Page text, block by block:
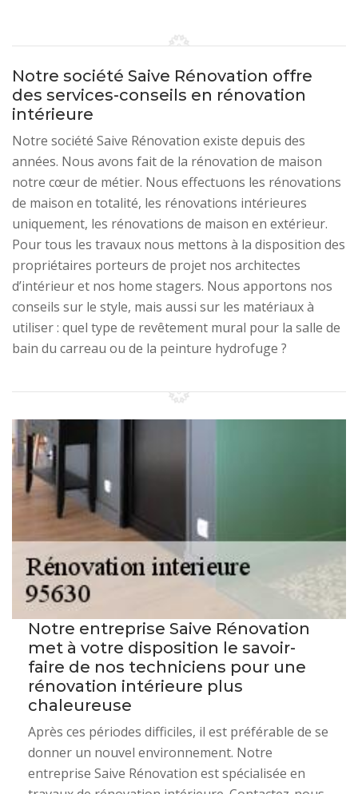
Notre société Saive Rénovation offre
des services-conseils en rénovation
intérieure
Notre société Saive Rénovation existe depuis des
années. Nous avons fait de la rénovation de maison
notre cœur de métier. Nous effectuons les rénovations
de maison en totalité, les rénovations intérieures
uniquement, les rénovations de maison en extérieur.
Pour tous les travaux nous mettons à la disposition des
propriétaires porteurs de projet nos architectes
d’intérieur et nos home stagers. Nous apportons nos
conseils sur le style, mais aussi sur les matériaux à
utiliser : quel type de revêtement mural pour la salle de
bain du carreau ou de la peinture hydrofuge ?
Notre entreprise Saive Rénovation
met à votre disposition le savoir-
faire de nos techniciens pour une
rénovation intérieure plus
chaleureuse
Après ces périodes difficiles, il est préférable de se
donner un nouvel environnement. Notre
entreprise Saive Rénovation est spécialisée en